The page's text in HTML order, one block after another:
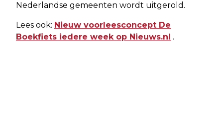
Nederlandse gemeenten wordt uitgerold.
Lees ook: Nieuw voorleesconcept De
Boekfiets iedere week op Nieuws.nl .